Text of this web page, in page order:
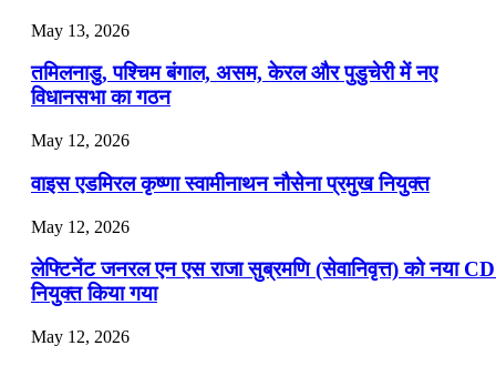
📝 डेली करेंट अफेयर्स: 16-18 जुलाई 2026
May 13, 2026
तमिलनाडु, पश्चिम बंगाल, असम, केरल और पुडुचेरी में नए
विधानसभा का गठन
May 12, 2026
वाइस एडमिरल कृष्णा स्वामीनाथन नौसेना प्रमुख नियुक्त
May 12, 2026
लेफ्टिनेंट जनरल एन एस राजा सुब्रमणि (सेवानिवृत्त) को नया
नियुक्त किया गया
May 12, 2026